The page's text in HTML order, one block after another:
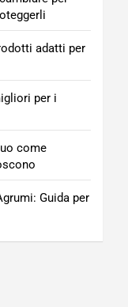
adatti per
per i
come
Guida per